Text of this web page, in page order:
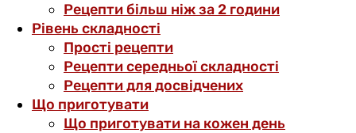
Рецепти більш ніж за 2 години
Рівень складності
Прості рецепти
Рецепти середньої складності
Рецепти для досвідчених
Що приготувати
Що приготувати на кожен день